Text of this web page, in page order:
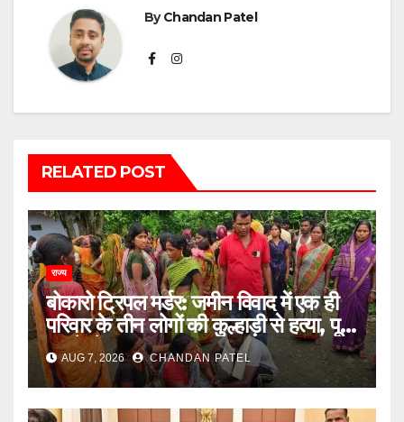
ByChandan Patel
RELATED POST
राज्य
बोकारो ट्रिपल मर्डर: जमीन विवाद में एक ही
परिवार के तीन लोगों की कुल्हाड़ी से हत्या, पूरे
इलाके में दहशत
AUG 7, 2026 CHANDAN PATEL